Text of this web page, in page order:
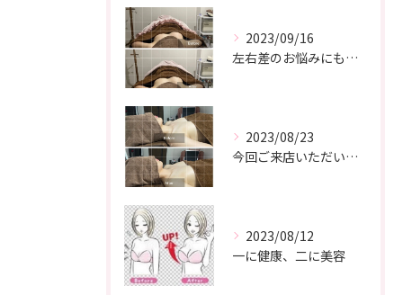
2023/09/16
左右差のお悩みにもお応えします
2023/08/23
今回ご来店いただいたお客様は20代医療関係の方でした。
2023/08/12
一に健康、二に美容